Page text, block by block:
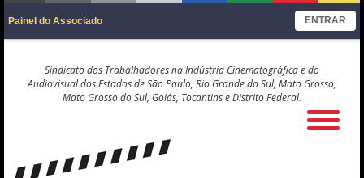
Painel do Associado ENTRAR
Sindicato dos Trabalhadores na Indústria Cinematográfica e do
Audiovisual dos Estados de São Paulo, Rio Grande do Sul, Mato Grosso,
Mato Grosso do Sul, Goiás, Tocantins e Distrito Federal.